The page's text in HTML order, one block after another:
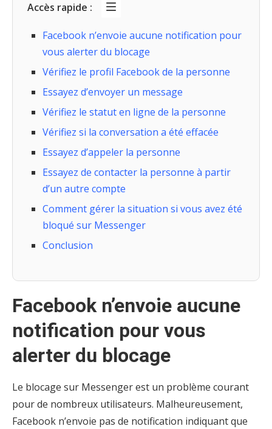
Accès rapide :
Facebook n’envoie aucune notification pour
vous alerter du blocage
Vérifiez le profil Facebook de la personne
Essayez d’envoyer un message
Vérifiez le statut en ligne de la personne
Vérifiez si la conversation a été effacée
Essayez d’appeler la personne
Essayez de contacter la personne à partir
d’un autre compte
Comment gérer la situation si vous avez été
bloqué sur Messenger
Conclusion
Facebook n’envoie aucune
notification pour vous
alerter du blocage
Le blocage sur Messenger est un problème courant
pour de nombreux utilisateurs. Malheureusement,
Facebook n’envoie pas de notification indiquant que